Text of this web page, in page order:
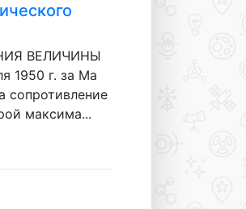
ВЕЛИЧИНЫ
г. за Ма
сопротивление
максима...